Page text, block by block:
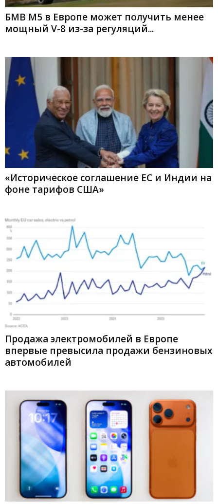
БМВ M5 в Европе может получить менее
мощный V-8 из-за регуляций...
«Историческое соглашение ЕС и Индии на
фоне тарифов США»
Продажа электромобилей в Европе
впервые превысила продажи бензиновых
автомобилей